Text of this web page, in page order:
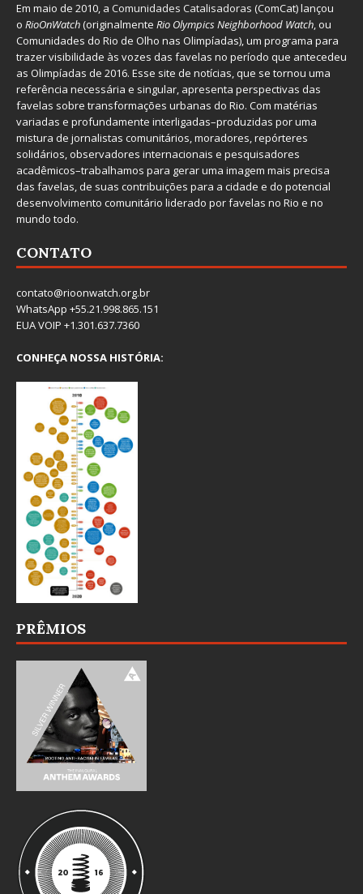
Em maio de 2010, a Comunidades Catalisadoras (ComCat) lançou
o RioOnWatch(originalmente Rio Olympics Neighborhood Watch, ou
Comunidades do Rio de Olho nas Olimpíadas), um programa para
trazer visibilidade às vozes das favelas no período que antecedeu
as Olimpíadas de 2016. Esse site de notícias, que se tornou uma
referência necessária e singular, apresenta perspectivas das
favelas sobre transformações urbanas do Rio. Com matérias
variadas e profundamente interligadas–produzidas por uma
mistura de jornalistas comunitários, moradores, repórteres
solidários, observadores internacionais e pesquisadores
acadêmicos–trabalhamos para gerar uma imagem mais precisa
das favelas, de suas contribuições para a cidade e do potencial
desenvolvimento comunitário liderado por favelas no Rio e no
mundo todo.
CONTATO
contato@rioonwatch.org.br
WhatsApp +55.21.998.865.151
EUA VOIP +1.301.637.7360
CONHEÇA NOSSA HISTÓRIA:
PRÊMIOS